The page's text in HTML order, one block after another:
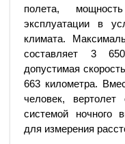
полета,
эксплуатации в
климата.
составляет 3
допустимая
663 километра.
человек, вертолет
системой ночного
для измерения